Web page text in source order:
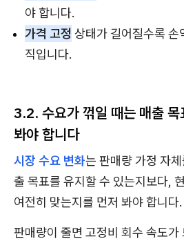
야 합니다.
가격 고정 상태가 길어질수록 손
직입니다.
3.2. 수요가 꺾일 때는 매출 목
봐야 합니다
시장 수요 변화는 판매량 가정 자
출 목표를 유지할 수 있는지보다,
여전히 맞는지를 먼저 봐야 합니다.
판매량이 줄면 고정비 회수 속도